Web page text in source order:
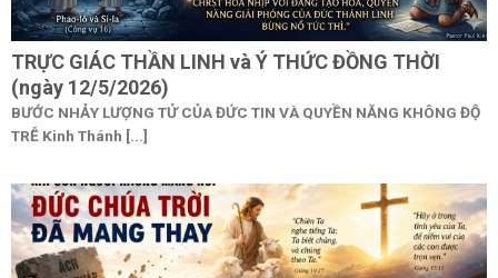
TRỰC GIÁC THẦN LINH và Ý THỨC ĐỒNG THỜI
(ngày 12/5/2026)
BƯỚC NHẢY LƯỢNG TỬ CỦA ĐỨC TIN VÀ QUYỀN NĂNG KHÔNG ĐỘ
TRỄ Kinh Thánh [...]